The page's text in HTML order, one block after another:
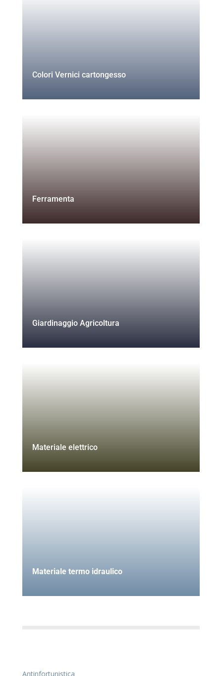
Colori Vernici cartongesso
Ferramenta
Giardinaggio Agricoltura
Materiale elettrico
Materiale termo idraulico
Antinfortunistica